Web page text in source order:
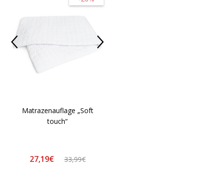
Matrazenauflage „Soft
touch“
27,19€ 33,99€